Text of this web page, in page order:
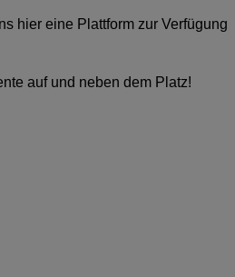
hier eine Plattform zur Verfügung
auf und neben dem Platz!